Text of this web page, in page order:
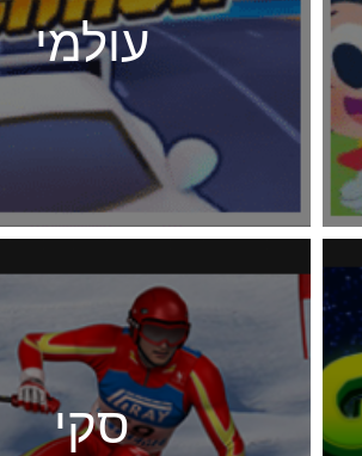
עולמי
סקי